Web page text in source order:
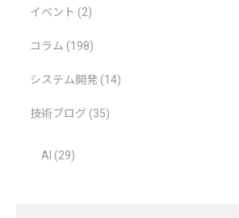
イベント (2)
コラム (198)
システム開発 (14)
技術ブログ (35)
AI (29)